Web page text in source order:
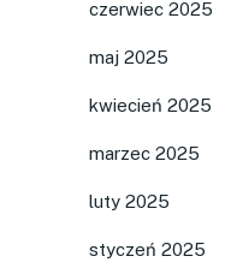
czerwiec 2025
maj 2025
kwiecień 2025
marzec 2025
luty 2025
styczeń 2025